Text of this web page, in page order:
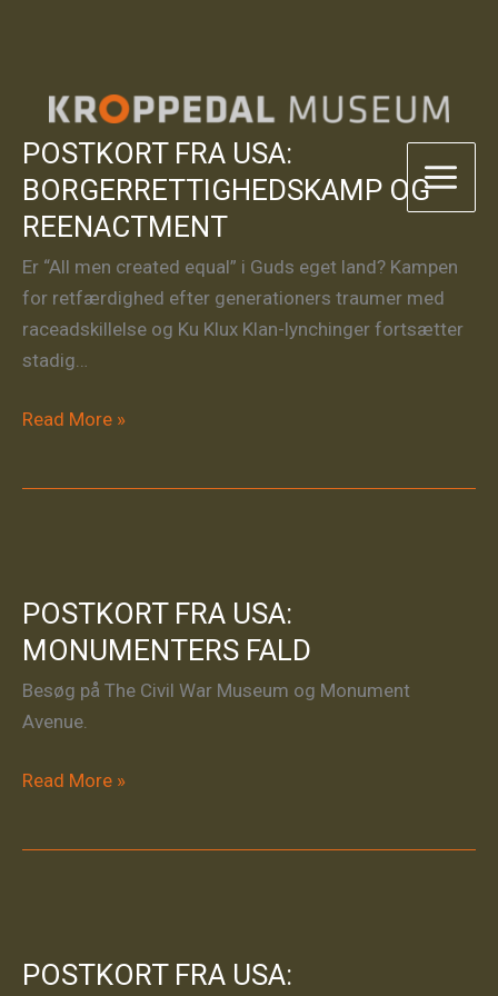
indholdet
POSTKORT FRA USA:
BORGERRETTIGHEDSKAMP OG
REENACTMENT
Er “All men created equal” i Guds eget land? Kampen
for retfærdighed efter generationers traumer med
raceadskillelse og Ku Klux Klan-lynchinger fortsætter
stadig…
POSTKORT
Read More »
POSTKORT FRA USA:
MONUMENTERS FALD
Besøg på The Civil War Museum og Monument
Avenue.
POSTKORT
Read More »
POSTKORT FRA USA: